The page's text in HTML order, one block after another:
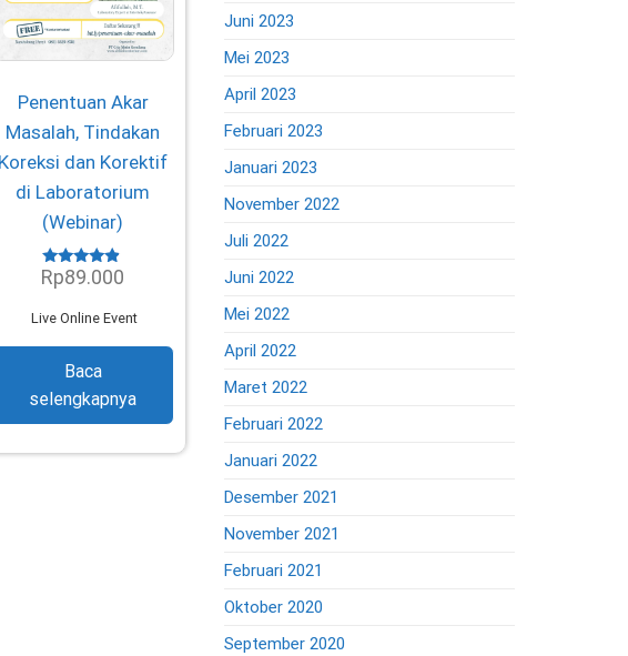
Penentuan Akar
Masalah, Tindakan
Koreksi dan Korektif
di Laboratorium
(Webinar)
Dinilai
Rp89.000
Live Online Event
Baca
selengkapnya
Juni 2023
Mei 2023
April 2023
Februari 2023
Januari 2023
November 2022
Juli 2022
Juni 2022
Mei 2022
April 2022
Maret 2022
Februari 2022
Januari 2022
Desember 2021
November 2021
Februari 2021
Oktober 2020
September 2020